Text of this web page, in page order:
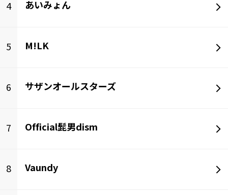
4 あいみょん
5 M!LK
6 サザンオールスターズ
7 Official髭男dism
8 Vaundy